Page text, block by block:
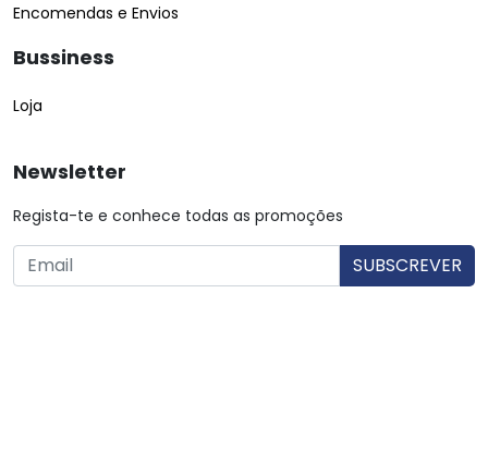
Encomendas e Envios
Bussiness
Loja
Newsletter
Regista-te e conhece todas as promoções